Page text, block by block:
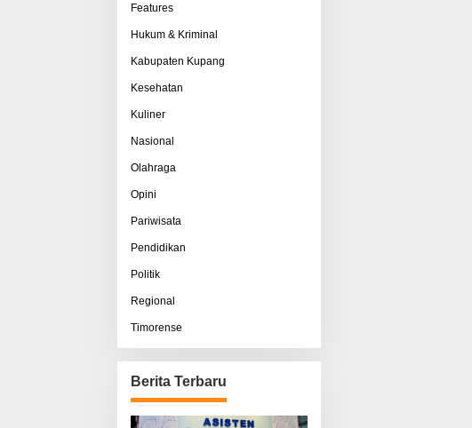
Features
Hukum & Kriminal
Kabupaten Kupang
Kesehatan
Kuliner
Nasional
Olahraga
Opini
Pariwisata
Pendidikan
Politik
Regional
Timorense
Berita Terbaru